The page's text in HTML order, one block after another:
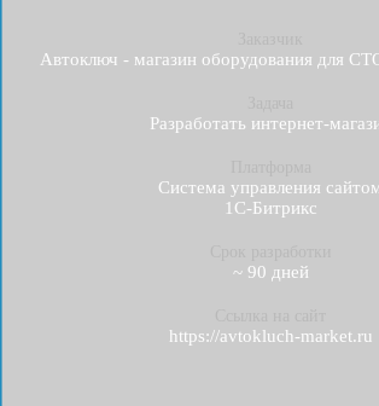
Автоключ - магазин оборудования для
Разработать интернет-
Система управления
1С-Битрикс
~ 90 дней
https://avtokluch-market.ru